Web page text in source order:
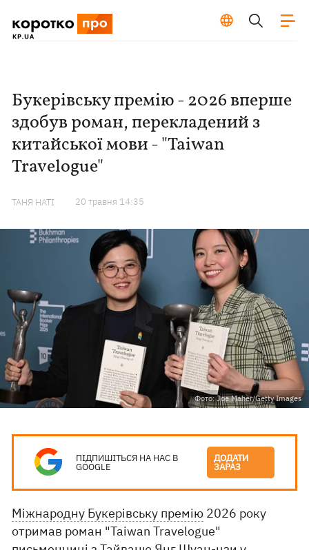
Букерівську премію - 2026 вперше
здобув роман, перекладений з
китайської мови - "Taiwan
Travelogue"
ТАНЯ НАТІ 20 травня 14:35
Фото: Joe Maher/Getty Images
ПІДПИШІТЬСЯ НА НАС В
GOOGLE
ДОДАТИ
ЗАРАЗ
Міжнародну Букерівську премію 2026 року
отримав роман "Taiwan Travelogue"